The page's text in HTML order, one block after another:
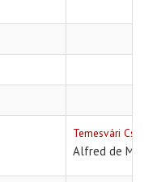
Temesvári Csiky
Alfred de